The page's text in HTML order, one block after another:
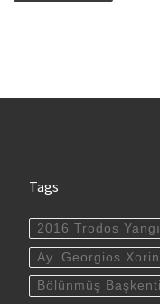
Tags
2016 Trodos
Ay. Georgios
Bölünmüş